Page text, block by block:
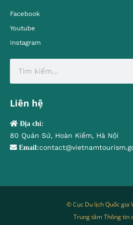
Facebook
Youtube
Instagram
Liên hệ
Địa chỉ:
80 Quán Sứ, Hoàn Kiếm, Hà Nội
Email:
© Cục Du lịch Quốc gia
Trung tâm Thông tin